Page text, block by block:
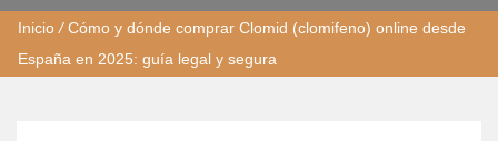
Inicio /Cómo y dónde comprar Clomid (clomifeno) online desde
España en 2025: guía legal y segura